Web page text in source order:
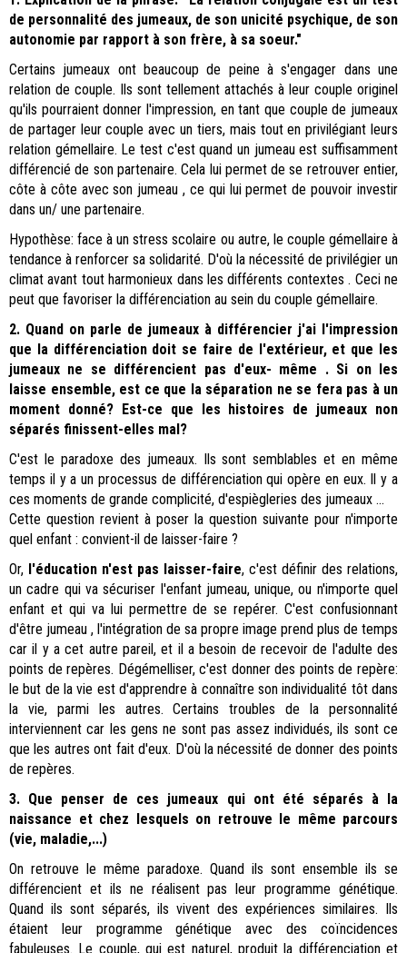
de personnalité des jumeaux, de son unicité psychique, de son
autonomie par rapport à son frère, à sa soeur."
Certains jumeaux ont beaucoup de peine à s'engager dans une
relation de couple. Ils sont tellement attachés à leur couple originel
qu'ils pourraient donner l'impression, en tant que couple de jumeaux
de partager leur couple avec un tiers, mais tout en privilégiant leurs
relation gémellaire. Le test c'est quand un jumeau est suffisamment
différencié de son partenaire. Cela lui permet de se retrouver entier,
côte à côte avec son jumeau , ce qui lui permet de pouvoir investir
dans un/ une partenaire.
Hypothèse: face à un stress scolaire ou autre, le couple gémellaire à
tendance à renforcer sa solidarité. D'où la nécessité de privilégier un
climat avant tout harmonieux dans les différents contextes . Ceci ne
peut que favoriser la différenciation au sein du couple gémellaire.
2. Quand on parle de jumeaux à différencier j'ai l'impression
que la différenciation doit se faire de l'extérieur, et que les
jumeaux ne se différencient pas d'eux- même . Si on les
laisse ensemble, est ce que la séparation ne se fera pas à un
moment donné? Est-ce que les histoires de jumeaux non
séparés finissent-elles mal?
C'est le paradoxe des jumeaux. Ils sont semblables et en même
temps il y a un processus de différenciation qui opère en eux. Il y a
ces moments de grande complicité, d'espiègleries des jumeaux ...
Cette question revient à poser la question suivante pour n'importe
quel enfant : convient-il de laisser-faire ?
Or, l'éducation n'est pas laisser-faire, c'est définir des relations,
un cadre qui va sécuriser l'enfant jumeau, unique, ou n'importe quel
enfant et qui va lui permettre de se repérer. C'est confusionnant
d'être jumeau , l'intégration de sa propre image prend plus de temps
car il y a cet autre pareil, et il a besoin de recevoir de l'adulte des
points de repères. Dégémelliser, c'est donner des points de repère:
le but de la vie est d'apprendre à connaître son individualité tôt dans
la vie, parmi les autres. Certains troubles de la personnalité
interviennent car les gens ne sont pas assez individués, ils sont ce
que les autres ont fait d'eux. D'où la nécessité de donner des points
de repères.
3. Que penser de ces jumeaux qui ont été séparés à la
naissance et chez lesquels on retrouve le même parcours
(vie, maladie,...)
On retrouve le même paradoxe. Quand ils sont ensemble ils se
différencient et ils ne réalisent pas leur programme génétique.
Quand ils sont séparés, ils vivent des expériences similaires. Ils
étaient leur programme génétique avec des coïncidences
fabuleuses. Le couple, qui est naturel, produit la différenciation et